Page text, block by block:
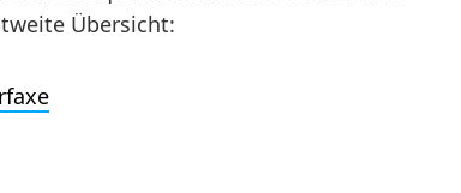
Übersicht: